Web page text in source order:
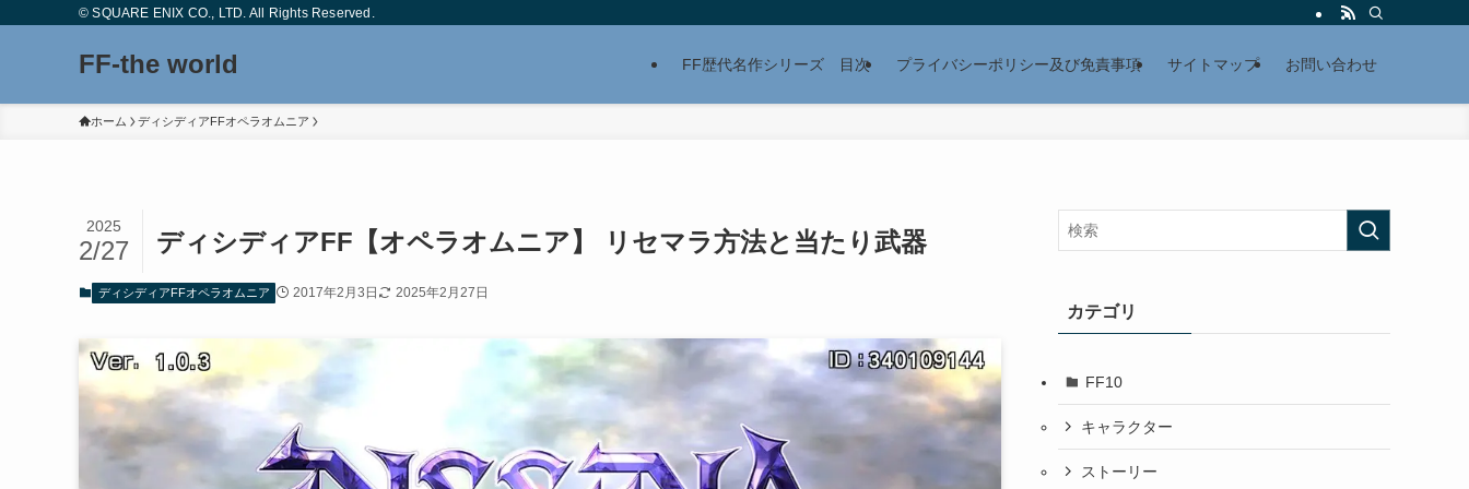
© SQUARE ENIX CO., LTD. All Rights Reserved.
FF-the world FF歴代名作シリーズ 目次 プライバシーポリシー及び免責事項 サイトマップ お問い合わせ
ホーム ディシディアFFオペラオムニア
ディシディアFF【オペラオムニア】 リセマラ方法と当たり武器
2025
2/27
ディシディアFFオペラオムニア 2017年2月3日 2025年2月27日
カテゴリ
FF10
キャラクター
ストーリー